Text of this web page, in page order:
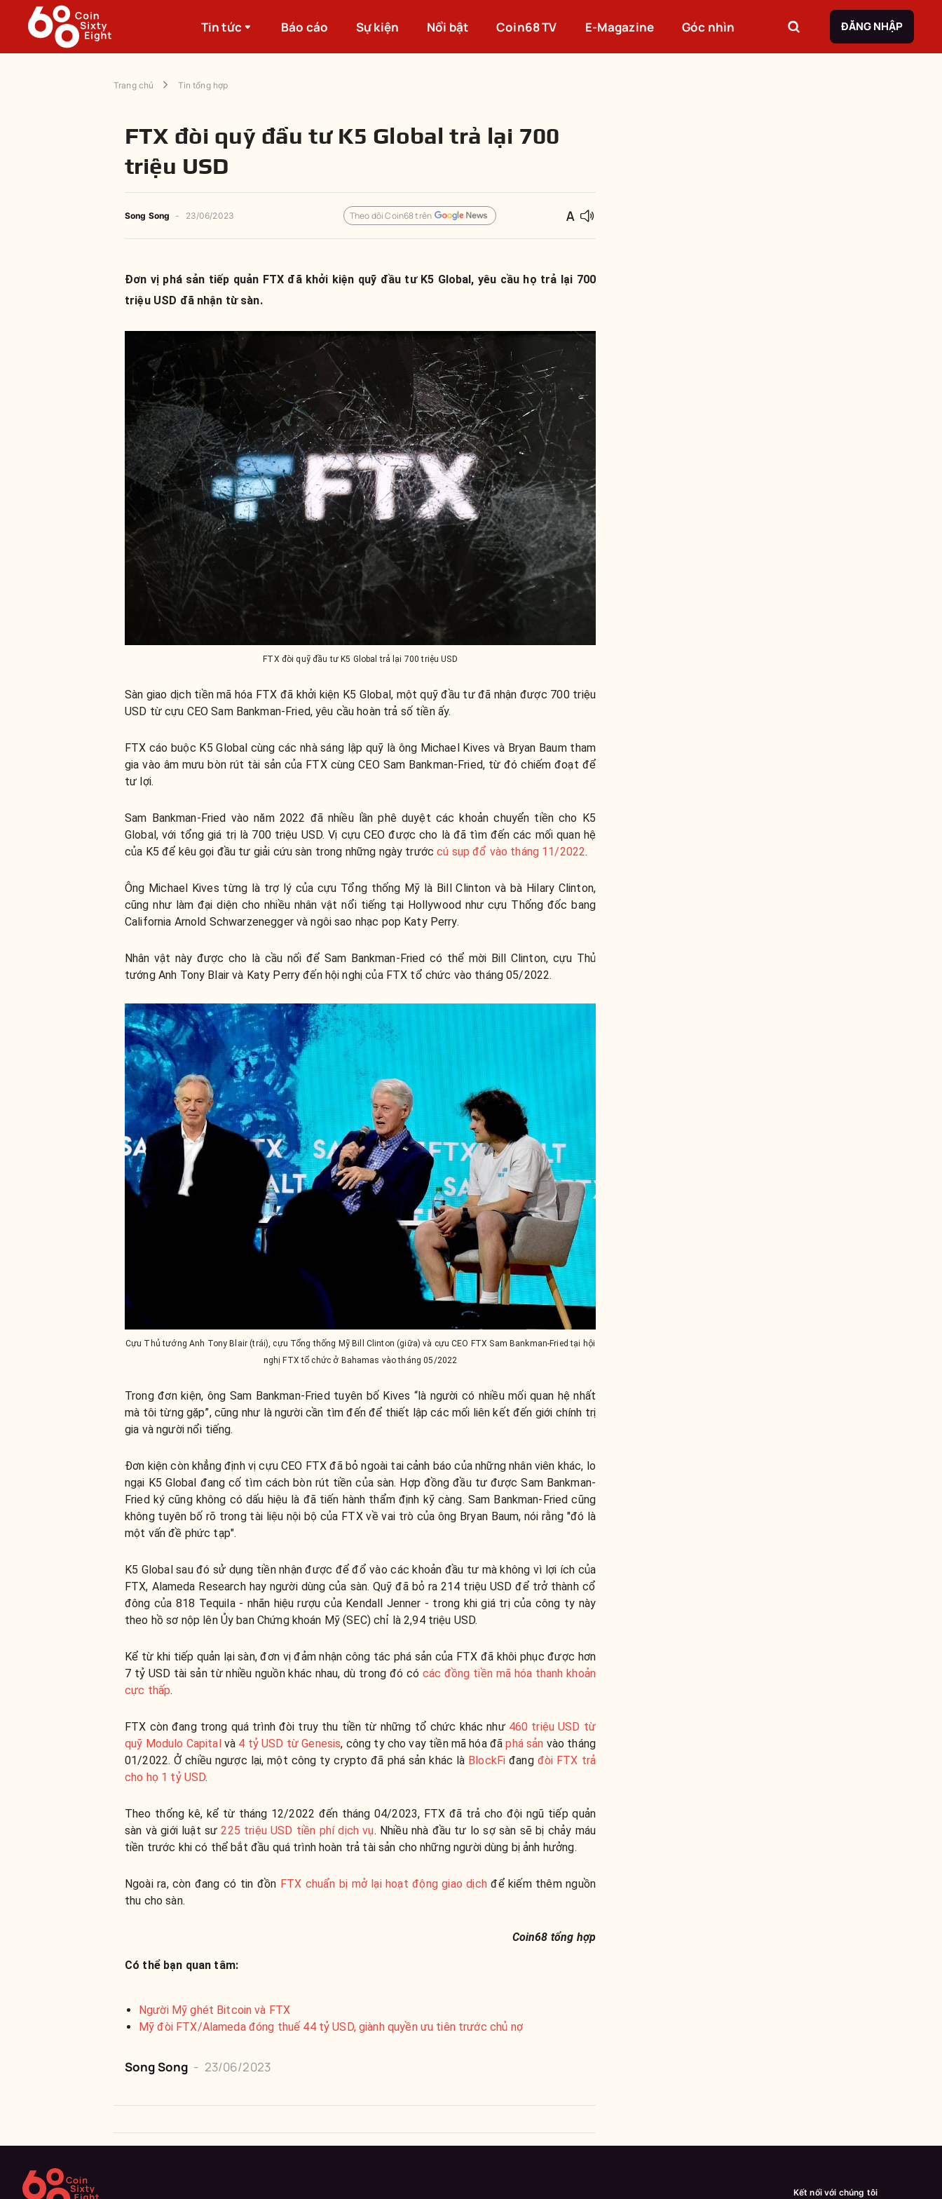
Tin tức Báo cáo Sự kiện Nổi bật Coin68 TV E-Magazine Góc nhìn ĐĂNG NHẬP
Trang chủ Tin tổng hợp
FTX đòi quỹ đầu tư K5 Global trả lại 700
triệu USD
Song Song - 23/06/2023 Theo dõi Coin68 trên
Đơn vị phá sản tiếp quản FTX đã khởi kiện quỹ đầu tư K5 Global, yêu cầu họ trả lại 700
triệu USD đã nhận từ sàn.
FTX đòi quỹ đầu tư K5 Global trả lại 700 triệu USD
Sàn giao dịch tiền mã hóa FTX đã khởi kiện K5 Global, một quỹ đầu tư đã nhận được 700 triệu
USD từ cựu CEO Sam Bankman-Fried, yêu cầu hoàn trả số tiền ấy.
FTX cáo buộc K5 Global cùng các nhà sáng lập quỹ là ông Michael Kives và Bryan Baum tham
gia vào âm mưu bòn rút tài sản của FTX cùng CEO Sam Bankman-Fried, từ đó chiếm đoạt để
tư lợi.
Sam Bankman-Fried vào năm 2022 đã nhiều lần phê duyệt các khoản chuyển tiền cho K5
Global, với tổng giá trị là 700 triệu USD. Vị cựu CEO được cho là đã tìm đến các mối quan hệ
của K5 để kêu gọi đầu tư giải cứu sàn trong những ngày trướccú sụp đổ vào tháng 11/2022.
Ông Michael Kives từng là trợ lý của cựu Tổng thống Mỹ là Bill Clinton và bà Hilary Clinton,
cũng như làm đại diện cho nhiều nhân vật nổi tiếng tại Hollywood như cựu Thống đốc bang
California Arnold Schwarzenegger và ngôi sao nhạc pop Katy Perry.
Nhân vật này được cho là cầu nối để Sam Bankman-Fried có thể mời Bill Clinton, cựu Thủ
tướng Anh Tony Blair và Katy Perry đến hội nghị của FTX tổ chức vào tháng 05/2022.
Cựu Thủ tướng Anh Tony Blair (trái), cựu Tổng thống Mỹ Bill Clinton (giữa) và cựu CEO FTX Sam Bankman-Fried tại hội
nghị FTX tổ chức ở Bahamas vào tháng 05/2022
Trong đơn kiện, ông Sam Bankman-Fried tuyên bố Kives “là người có nhiều mối quan hệ nhất
mà tôi từng gặp”, cũng như là người cần tìm đến để thiết lập các mối liên kết đến giới chính trị
gia và người nổi tiếng.
Đơn kiện còn khẳng định vị cựu CEO FTX đã bỏ ngoài tai cảnh báo của những nhân viên khác, lo
ngại K5 Global đang cố tìm cách bòn rút tiền của sàn. Hợp đồng đầu tư được Sam Bankman-
Fried ký cũng không có dấu hiệu là đã tiến hành thẩm định kỹ càng. Sam Bankman-Fried cũng
không tuyên bố rõ trong tài liệu nội bộ của FTX về vai trò của ông Bryan Baum, nói rằng "đó là
một vấn đề phức tạp".
K5 Global sau đó sử dụng tiền nhận được để đổ vào các khoản đầu tư mà không vì lợi ích của
FTX, Alameda Research hay người dùng của sàn. Quỹ đã bỏ ra 214 triệu USD để trở thành cổ
đông của 818 Tequila - nhãn hiệu rượu của Kendall Jenner - trong khi giá trị của công ty này
theo hồ sơ nộp lên Ủy ban Chứng khoán Mỹ (SEC) chỉ là 2,94 triệu USD.
Kể từ khi tiếp quản lại sàn, đơn vị đảm nhận công tác phá sản của FTX đã khôi phục được hơn
7 tỷ USD tài sản từ nhiều nguồn khác nhau, dù trong đó có các đồng tiền mã hóa thanh khoản
cực thấp.
FTX còn đang trong quá trình đòi truy thu tiền từ những tổ chức khác như 460 triệu USD từ
quỹ Modulo Capital và 4 tỷ USD từ Genesis, công ty cho vay tiền mã hóa đãphá sản vào tháng
01/2022. Ở chiều ngược lại, một công ty crypto đã phá sản khác là BlockFi đang đòi FTX trả
cho họ 1 tỷ USD.
Theo thống kê, kể từ tháng 12/2022 đến tháng 04/2023, FTX đã trả cho đội ngũ tiếp quản
sàn và giới luật sư225 triệu USD tiền phí dịch vụ. Nhiều nhà đầu tư lo sợ sàn sẽ bị chảy máu
tiền trước khi có thể bắt đầu quá trình hoàn trả tài sản cho những người dùng bị ảnh hưởng.
Ngoài ra, còn đang có tin đồn FTX chuẩn bị mở lại hoạt động giao dịchđể kiếm thêm nguồn
thu cho sàn.
Coin68 tổng hợp
Có thể bạn quan tâm:
Người Mỹ ghét Bitcoin và FTX
Mỹ đòi FTX/Alameda đóng thuế 44 tỷ USD, giành quyền ưu tiên trước chủ nợ
Song Song - 23/06/2023
Kết nối với chúng tôi